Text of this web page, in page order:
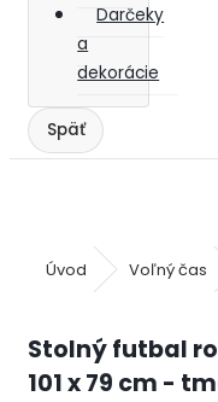
Darčeky
a
dekorácie
Úvod Voľný čas
Stolný futbal
101 x 79 cm -